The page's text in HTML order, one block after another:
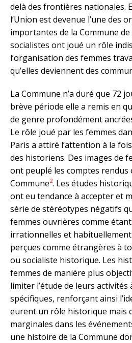
delà des frontières nationales.
l’Union est devenue l’une des
importantes de la Commune de
socialistes ont joué un rôle
l’organisation des femmes
qu’elles deviennent des
La Commune n’a duré que 72
brève période elle a remis en
de genre profondément
Le rôle joué par les femmes
Paris a attiré l’attention à la
des historiens. Des images de
ont peuplé les comptes rendus
Commune2. Les études
ont eu tendance à accepter et
série de stéréotypes négatifs
femmes ouvrières comme
irrationnelles et
perçues comme étrangères à
ou socialiste historique. Les
femmes de manière plus
limiter l’étude de leurs activités
spécifiques, renforçant ainsi
eurent un rôle historique mais
marginales dans les
une histoire de la Commune